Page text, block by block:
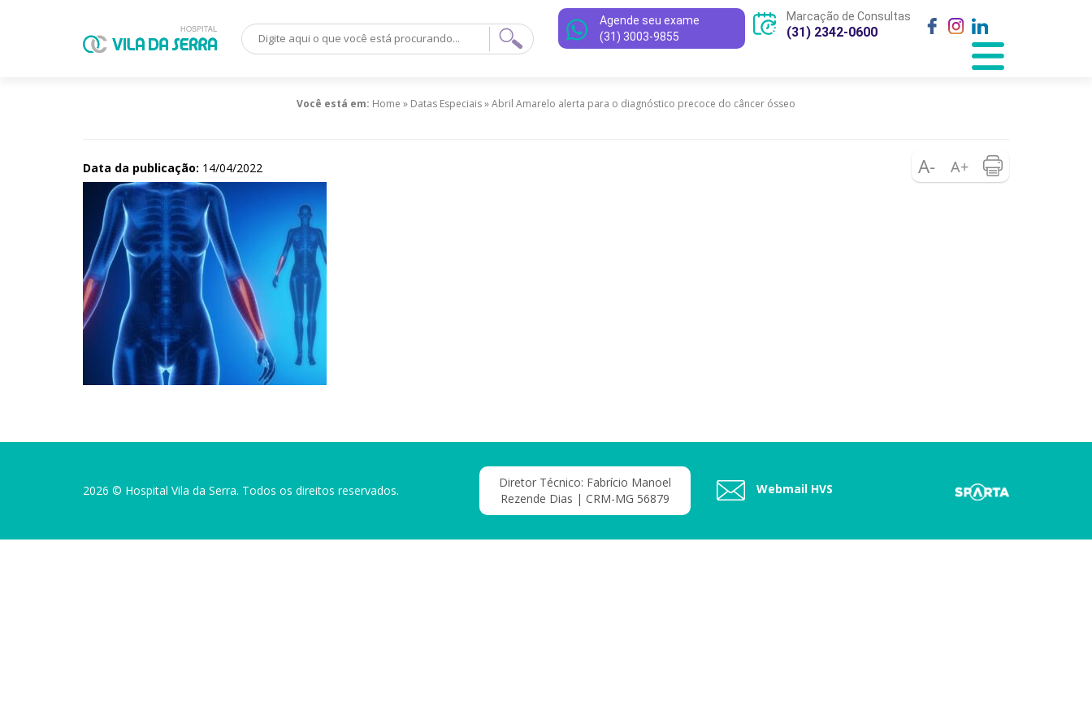
Agende seu exame
(31) 3003-9855
Marcação de Consultas
(31) 2342-0600
Você está em: Home » Datas Especiais»Abril Amarelo alerta para o diagnóstico precoce do câncer ósseo
Data da publicação: 14/04/2022
2026 © Hospital Vila da Serra. Todos os direitos reservados.
Diretor Técnico: Fabrício Manoel
Rezende Dias | CRM-MG 56879
Webmail HVS